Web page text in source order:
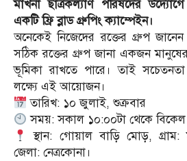
মাখনা ছাত্রকল্যাণ পরিষদের
একটি ফ্রি ব্লাড গ্রুপিং ক্যাম্পেইন।
অনেকেই নিজেদের রক্তের গ্রুপ
সঠিক রক্তের গ্রুপ জানা একজন
ভূমিকা রাখতে পারে। তাই
লক্ষ্যে এই আয়োজন।
তারিখ: ১০ জুলাই, শুক্রবার
সময়: সকাল ১০:০০টা থেকে বিকেল
স্থান: গোয়াল বাড়ি মোড়,
জেলা: নেত্রকোনা।